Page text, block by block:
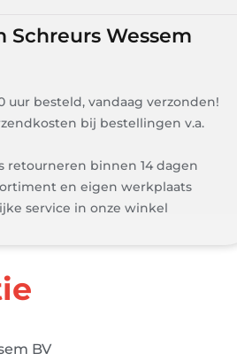
Wessem
besteld, vandaag verzonden!
bij bestellingen v.a.
binnen 14 dagen
en eigen werkplaats
in onze winkel
BV